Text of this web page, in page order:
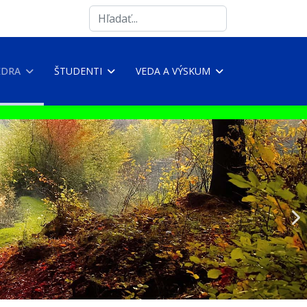
Search
...
ŠTUDENTI VEDA A VÝSKUM